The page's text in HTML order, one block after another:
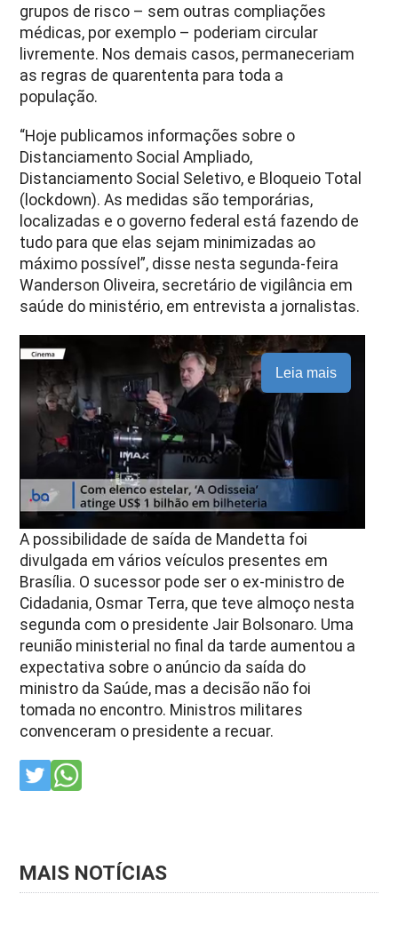
grupos de risco – sem outras compliações
médicas, por exemplo – poderiam circular
livremente. Nos demais casos, permaneceriam
as regras de quarententa para toda a
população.
“Hoje publicamos informações sobre o
Distanciamento Social Ampliado,
Distanciamento Social Seletivo, e Bloqueio Total
(lockdown). As medidas são temporárias,
localizadas e o governo federal está fazendo de
tudo para que elas sejam minimizadas ao
máximo possível”, disse nesta segunda-feira
Wanderson Oliveira, secretário de vigilância em
saúde do ministério, em entrevista a jornalistas.
Leia mais
A possibilidade de saída de Mandetta foi
divulgada em vários veículos presentes em
Brasília. O sucessor pode ser o ex-ministro de
Cidadania, Osmar Terra, que teve almoço nesta
segunda com o presidente Jair Bolsonaro. Uma
reunião ministerial no final da tarde aumentou a
expectativa sobre o anúncio da saída do
ministro da Saúde, mas a decisão não foi
tomada no encontro. Ministros militares
convenceram o presidente a recuar.
MAIS NOTÍCIAS